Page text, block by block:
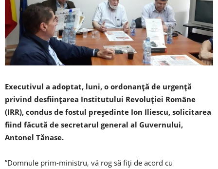
Executivul a adoptat, luni, o ordonanță de urgență
privind desființarea Institutului Revoluției Române
(IRR), condus de fostul președinte Ion Iliescu, solicitarea
fiind făcută de secretarul general al Guvernului,
Antonel Tănase.
”Domnule prim-ministru, vă rog să fiți de acord cu